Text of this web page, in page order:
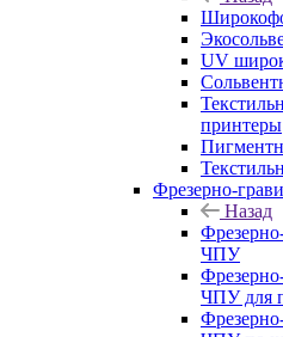
UV
принтеры
Фрезерно-
Назад
ЧПУ
ЧПУ для